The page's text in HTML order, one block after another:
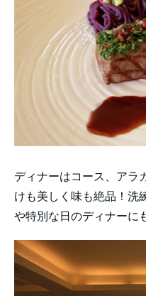
ディナーはコース、アラ
けも美しく味も絶品！洗
や特別な日のディナーに